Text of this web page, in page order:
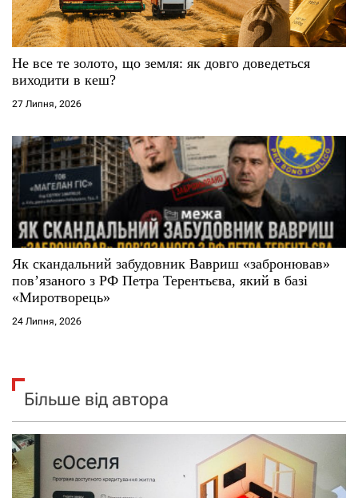
Не все те золото, що земля: як довго доведеться
виходити в кеш?
27 Липня, 2026
Як скандальний забудовник Вавриш «забронював»
повʼязаного з РФ Петра Терентьєва, який в базі
«Миротворець»
24 Липня, 2026
Більше від автора